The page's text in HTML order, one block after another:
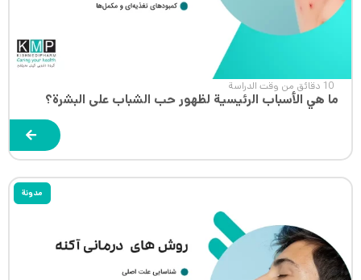
10 دقائق من وقت الدراسة
ما هي الأسباب الرئيسية لظهور حب الشباب على البشرة؟
مدونة